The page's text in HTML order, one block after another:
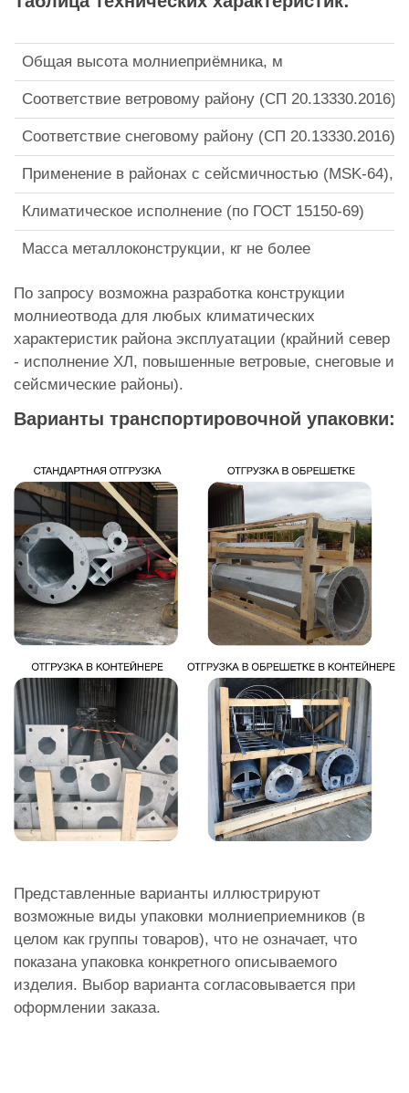
Общая высота молниеприёмника, м
Соответствие ветровому району (СП 20.13330.2016)
Соответствие снеговому району (СП 20.13330.2016)
Применение в районах с сейсмичностью (MSK-64),
Климатическое исполнение (по ГОСТ 15150-69)
Масса металлоконструкции, кг не более
По запросу возможна разработка конструкции
молниеотвода для любых климатических
характеристик района эксплуатации (крайний север
- исполнение ХЛ, повышенные ветровые, снеговые и
сейсмические районы).
Варианты транспортировочной упаковки:
Представленные варианты иллюстрируют
возможные виды упаковки молниеприемников (в
целом как группы товаров), что не означает, что
показана упаковка конкретного описываемого
изделия. Выбор варианта согласовывается при
оформлении заказа.